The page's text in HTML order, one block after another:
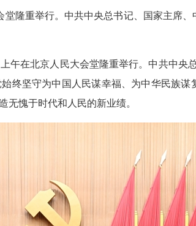
隆重举行。中共中央总书记、国家主席
午在北京人民大会堂隆重举行。中共中央
终坚守为中国人民谋幸福、为中华民族
无愧于时代和人民的新业绩。